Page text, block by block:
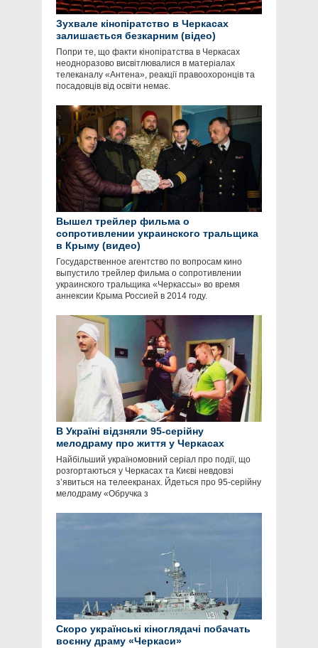
Зухвале кінопіратство в Черкасах
залишається безкарним (відео)
Попри те, що факти кінопіратства в Черкасах
неодноразово висвітлювалися в матеріалах
телеканалу «Антена», реакції правоохоронців та
посадовців від освіти немає.
Вышел трейлер фильма о
сопротивлении украинского тральщика
в Крыму (видео)
Государственное агентство по вопросам кино
выпустило трейлер фильма о сопротивлении
украинского тральщика «Черкассы» во время
аннексии Крыма Россией в 2014 году.
В Україні відзняли 95-серійну
мелодраму про життя у Черкасах
Найбільший україномовний серіал про події, що
розгортаються у Черкасах та Києві невдовзі
з’явиться на телеекранах. Йдеться про 95-серійну
мелодраму «Обручка з
Скоро українські кіноглядачі побачать
воєнну драму «Черкаси»